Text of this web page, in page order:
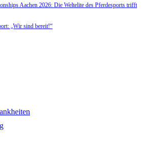
Aachen 2026: Die Weltelite des Pferdesports trifft
„Wir sind bereit!“